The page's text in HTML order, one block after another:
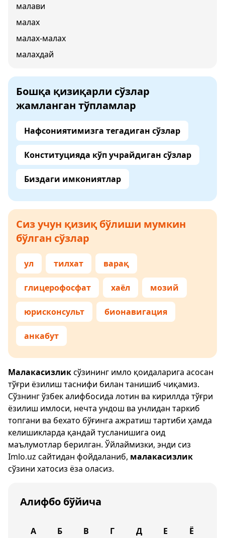
малави
малах
малах-малах
малахдай
Бошқа қизиқарли сўзлар
жамланган тўпламлар
Нафсониятимизга тегадиган сўзлар
Конституцияда кўп учрайдиган сўзлар
Биздаги имкониятлар
Сиз учун қизиқ бўлиши мумкин
бўлган сўзлар
ул тилхат варақ
глицерофосфат хаёл мозий
юрисконсульт бионавигация
анкабут
Малакасизликсўзининг имло қоидаларига асосан
тўғри ёзилиш таснифи билан танишиб чиқамиз.
Сўзнинг ўзбек алифбосида лотин ва кириллда тўғри
ёзилиш имлоси, нечта ундош ва унлидан таркиб
топгани ва бехато бўғинга ажратиш тартиби ҳамда
келишикларда қандай тусланишига оид
маълумотлар берилган. Ўйлаймизки, энди сиз
Imlo.uz сайтидан фойдаланиб, малакасизлик
сўзини хатосиз ёза оласиз.
Алифбо бўйича
А Б В Г Д Е Ё